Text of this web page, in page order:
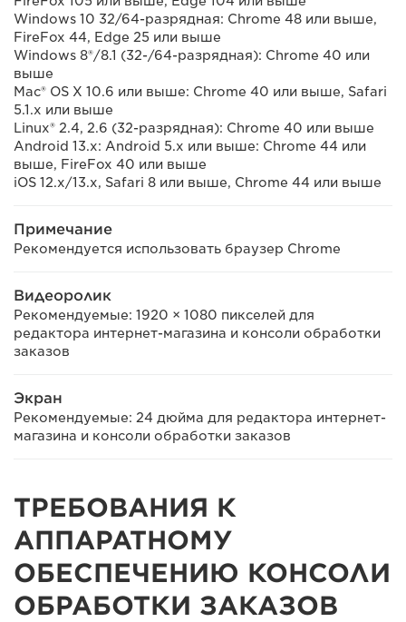
Windows 10 32/64-разрядная: Chrome 48 или выше,
FireFox 44, Edge 25 или выше
Windows 8®/8.1 (32-/64-разрядная): Chrome 40 или
выше
Mac® OS X 10.6 или выше: Chrome 40 или выше, Safari
5.1.x или выше
Linux® 2.4, 2.6 (32-разрядная): Chrome 40 или выше
Android 13.x: Android 5.x или выше: Chrome 44 или
выше, FireFox 40 или выше
iOS 12.x/13.x, Safari 8 или выше, Chrome 44 или выше
Примечание
Рекомендуется использовать браузер Chrome
Видеоролик
Рекомендуемые: 1920 × 1080 пикселей для
редактора интернет-магазина и консоли обработки
заказов
Экран
Рекомендуемые: 24 дюйма для редактора интернет-
магазина и консоли обработки заказов
ТРЕБОВАНИЯ К
АППАРАТНОМУ
ОБЕСПЕЧЕНИЮ КОНСОЛИ
ОБРАБОТКИ ЗАКАЗОВ